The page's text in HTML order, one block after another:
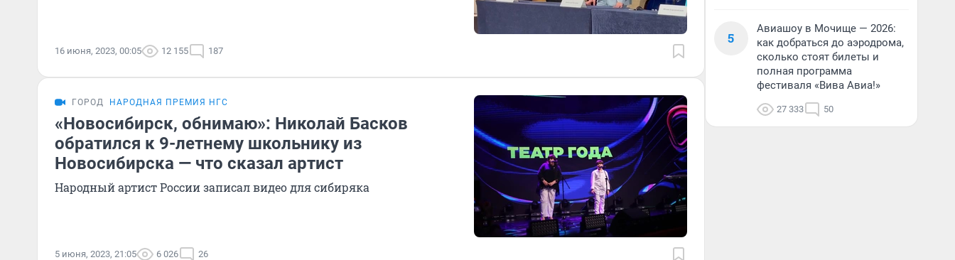
16 июня, 2023, 00:05 12 155 187
ГОРОД НАРОДНАЯ ПРЕМИЯ НГС
«Новосибирск, обнимаю»: Николай Басков
обратился к 9-летнему школьнику из
Новосибирска — что сказал артист
Народный артист России записал видео для сибиряка
5 июня, 2023, 21:05 6 026 26
5
Авиашоу в Мочище — 2026:
как добраться до аэродрома,
сколько стоят билеты и
полная программа
фестиваля «Вива Авиа!»
27 333 50